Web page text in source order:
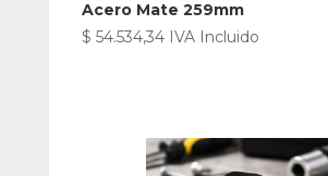
Acero Mate 259mm
$ 54.534,34 IVA Incluido